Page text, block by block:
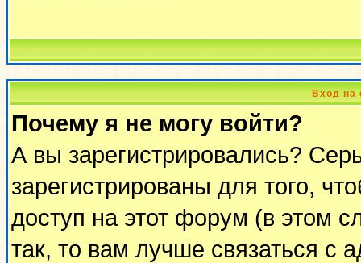
Вход на
Почему я не могу войти?
А вы зарегистрировались?
зарегистрированы для того,
доступ на этот форум (в этом
так, то вам лучше связаться с